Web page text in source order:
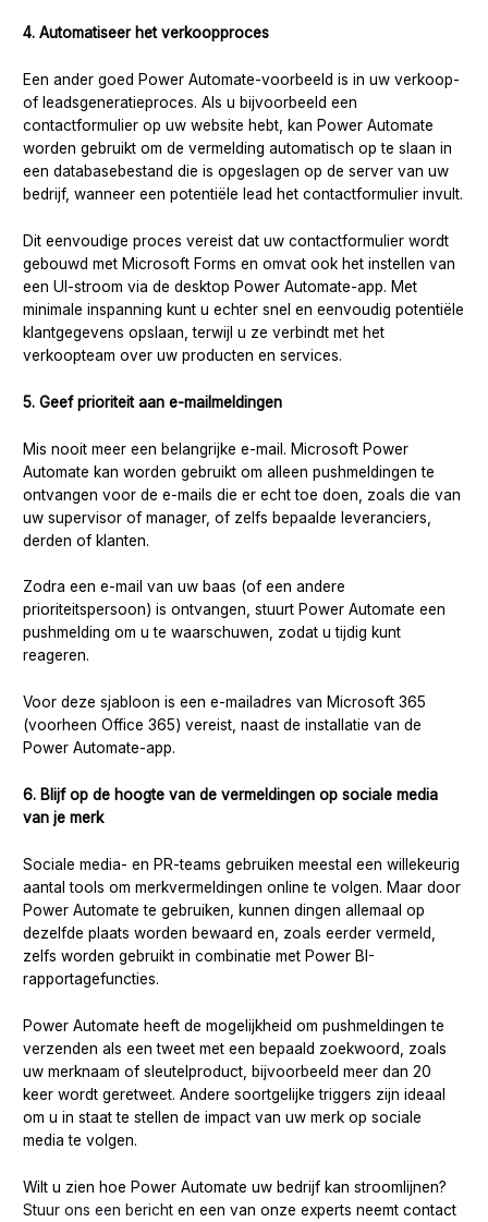
4. Automatiseer het verkoopproces
Een ander goed Power Automate-voorbeeld is in uw verkoop-
of leadsgeneratieproces. Als u bijvoorbeeld een
contactformulier op uw website hebt, kan Power Automate
worden gebruikt om de vermelding automatisch op te slaan in
een databasebestand die is opgeslagen op de server van uw
bedrijf, wanneer een potentiële lead het contactformulier invult.
Dit eenvoudige proces vereist dat uw contactformulier wordt
gebouwd met Microsoft Forms en omvat ook het instellen van
een UI-stroom via de desktop Power Automate-app. Met
minimale inspanning kunt u echter snel en eenvoudig potentiële
klantgegevens opslaan, terwijl u ze verbindt met het
verkoopteam over uw producten en services.
5. Geef prioriteit aan e-mailmeldingen
Mis nooit meer een belangrijke e-mail. Microsoft Power
Automate kan worden gebruikt om alleen pushmeldingen te
ontvangen voor de e-mails die er echt toe doen, zoals die van
uw supervisor of manager, of zelfs bepaalde leveranciers,
derden of klanten.
Zodra een e-mail van uw baas (of een andere
prioriteitspersoon) is ontvangen, stuurt Power Automate een
pushmelding om u te waarschuwen, zodat u tijdig kunt
reageren.
Voor deze sjabloon is een e-mailadres van Microsoft 365
(voorheen Office 365) vereist, naast de installatie van de
Power Automate-app.
6. Blijf op de hoogte van de vermeldingen op sociale media
van je merk
Sociale media- en PR-teams gebruiken meestal een willekeurig
aantal tools om merkvermeldingen online te volgen. Maar door
Power Automate te gebruiken, kunnen dingen allemaal op
dezelfde plaats worden bewaard en, zoals eerder vermeld,
zelfs worden gebruikt in combinatie met Power BI-
rapportagefuncties.
Power Automate heeft de mogelijkheid om pushmeldingen te
verzenden als een tweet met een bepaald zoekwoord, zoals
uw merknaam of sleutelproduct, bijvoorbeeld meer dan 20
keer wordt geretweet. Andere soortgelijke triggers zijn ideaal
om u in staat te stellen de impact van uw merk op sociale
media te volgen.
Wilt u zien hoe Power Automate uw bedrijf kan stroomlijnen?
Stuur ons een bericht en een van onze experts neemt contact